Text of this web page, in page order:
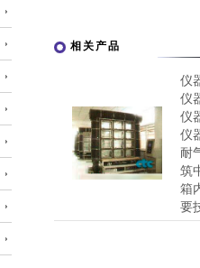
相关产品
仪
仪
仪
仪
耐
筑
箱
要